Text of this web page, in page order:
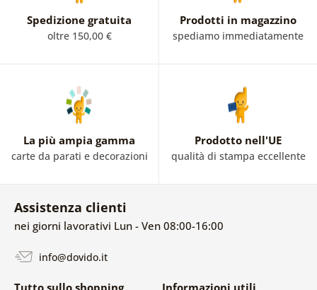
Spedizione gratuita
oltre 150,00 €
Prodotti in magazzino
spediamo immediatamente
La più ampia gamma
carte da parati e decorazioni
Prodotto nell'UE
qualità di stampa eccellente
Assistenza clienti
nei giorni lavorativi Lun - Ven 08:00-16:00
info@dovido.it
Tutto sullo shopping Informazioni utili